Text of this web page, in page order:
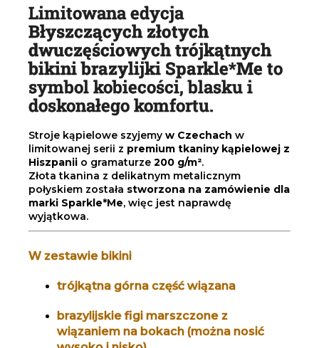
Limitowana edycja
Błyszczących złotych
dwuczęściowych trójkątnych
bikini brazylijki Sparkle*Me to
symbol kobiecości, blasku i
doskonałego komfortu.
Stroje kąpielowe szyjemy w Czechach w
limitowanej serii z premium tkaniny kąpielowej z
Hiszpanii o gramaturze 200 g/m².
Złota tkanina z delikatnym metalicznym
połyskiem została stworzona na zamówienie dla
marki Sparkle*Me, więc jest naprawdę
wyjątkowa.
W zestawie bikini
trójkątna górna część wiązana
brazylijskie figi marszczone z
wiązaniem na bokach (można nosić